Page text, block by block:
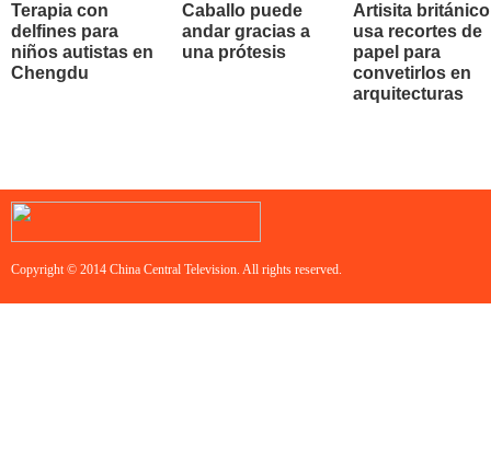
Terapia con
delfines para
niños autistas en
Chengdu
Caballo puede
andar gracias a
una prótesis
Artisita británico
usa recortes de
papel para
convetirlos en
arquitecturas
Copyright © 2014 China Central Television. All rights reserved.